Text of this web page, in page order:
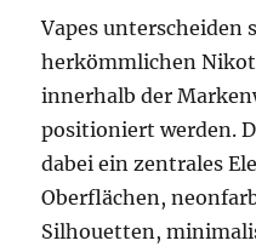
Vapes unterscheiden
herkömmlichen
innerhalb der
positioniert werden.
dabei ein zentrales
Oberflächen,
Silhouetten,